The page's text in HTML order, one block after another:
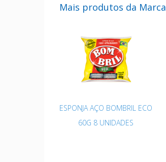
Mais produtos da Marca
ESPONJA AÇO BOMBRIL ECO
60G 8 UNIDADES